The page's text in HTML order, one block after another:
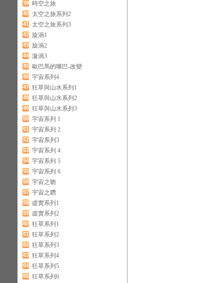
39 時空之旅
40 太空之旅系列2
41 太空之旅系列3
42 旋渦1
43 旋渦2
44 漩渦3
45 歐巴馬的嘴巴-改變
46 宇宙系列4
47 狂草與山水系列1
48 狂草與山水系列2
49 狂草與山水系列3
50 宇宙系列 1
51 宇宙系列 2
52 宇宙系列3
53 宇宙系列 4
54 宇宙系列 5
55 宇宙系列 6
56 宇宙之吻
57 宇宙之鑽
58 虛實系列1
59 虛實系列2
60 狂草系列1
61 狂草系列2
62 狂草系列3
63 狂草系列4
64 狂草系列5
65 狂草系列6